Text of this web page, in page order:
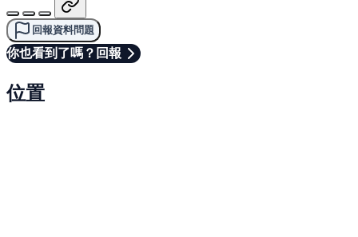
回報資料問題
你也看到了嗎？回報
位置